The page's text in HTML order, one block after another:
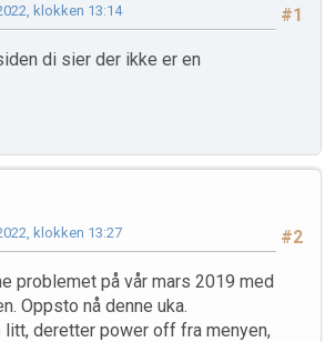
#1
klokken 13:14
di sier der ikke er en
#2
klokken 13:27
problemet på vår mars 2019 med
Oppsto nå denne uka.
deretter power off fra menyen,